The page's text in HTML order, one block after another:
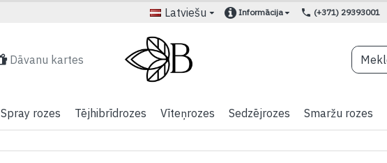
Latviešu Informācija (+371) 29393001
Dāvanu kartes
Spray rozes Tējhibrīdrozes Vīteņrozes Sedzējrozes Smaržu rozes